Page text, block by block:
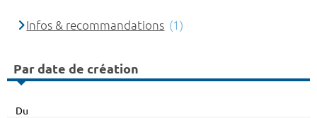
Infos & recommandations (1)
Par date de création
Du